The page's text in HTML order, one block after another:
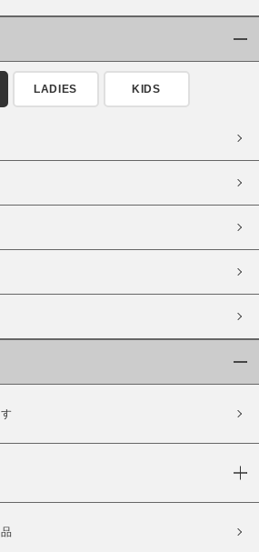
条件で絞り込む
LADIES KIDS